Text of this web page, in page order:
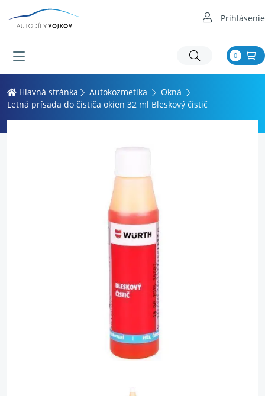
Prihlásenie
0
Hlavná stránka Autokozmetika
Okná
Letná prísada do čističa okien 32 ml Bleskový čistič